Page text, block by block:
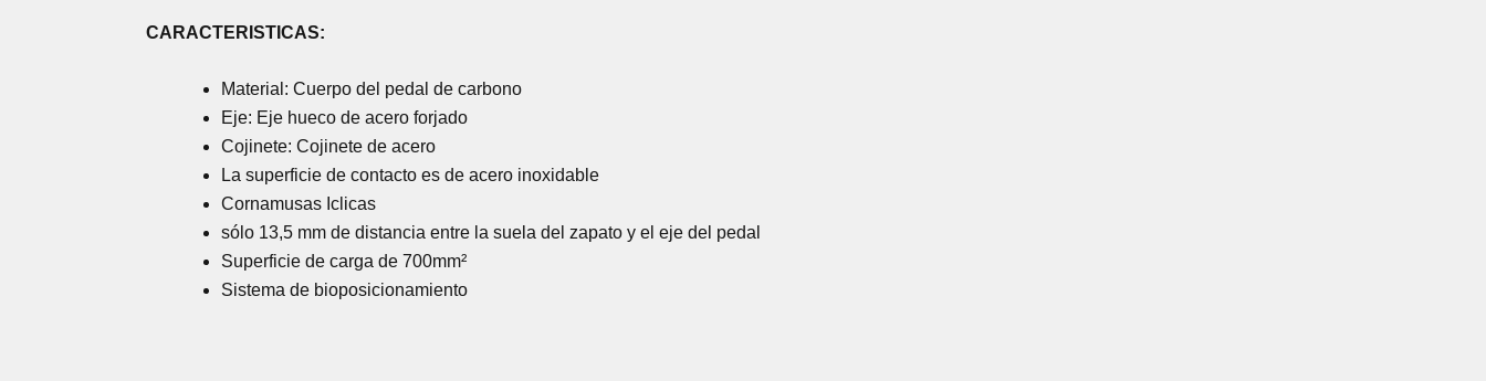
CARACTERISTICAS:
Material: Cuerpo del pedal de carbono
Eje: Eje hueco de acero forjado
Cojinete: Cojinete de acero
La superficie de contacto es de acero inoxidable
Cornamusas Iclicas
sólo 13,5 mm de distancia entre la suela del zapato y el eje del pedal
Superficie de carga de 700mm²
Sistema de bioposicionamiento